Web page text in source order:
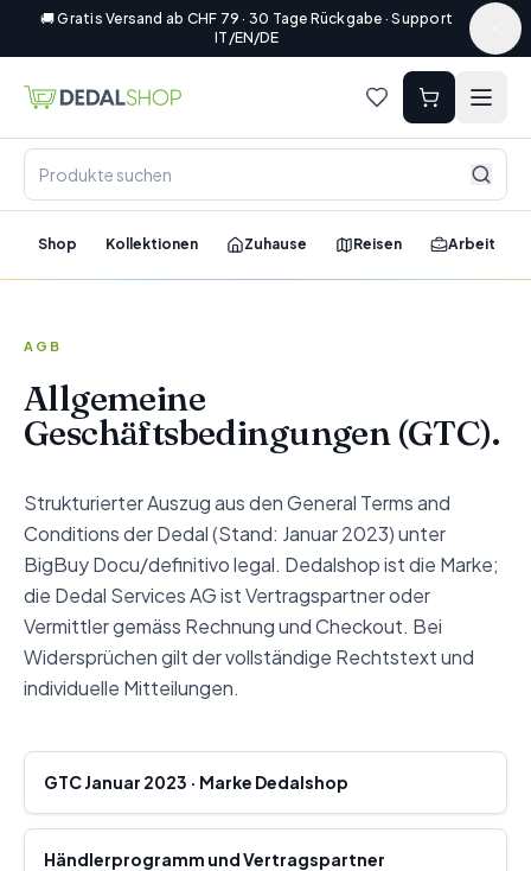
🚚 Gratis Versand ab CHF 79 · 30 Tage Rückgabe · Support
IT/EN/DE
Shop Kollektionen Zuhause Reisen Arbeit
AGB
Allgemeine
Geschäftsbedingungen (GTC).
Strukturierter Auszug aus den General Terms and
Conditions der Dedal (Stand: Januar 2023) unter
BigBuy Docu/definitivo legal. Dedalshop ist die Marke;
die Dedal Services AG ist Vertragspartner oder
Vermittler gemäss Rechnung und Checkout. Bei
Widersprüchen gilt der vollständige Rechtstext und
individuelle Mitteilungen.
GTC Januar 2023 · Marke Dedalshop
Händlerprogramm und Vertragspartner